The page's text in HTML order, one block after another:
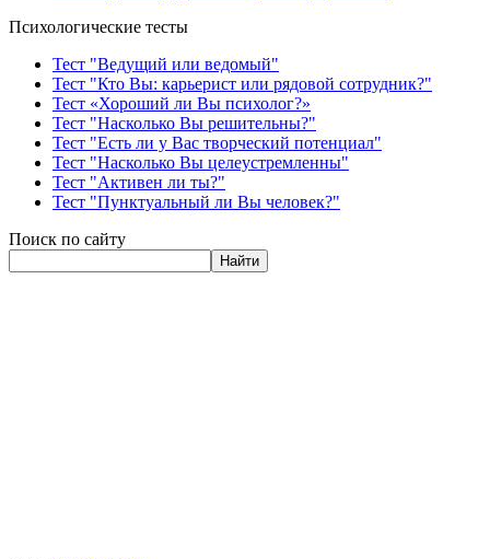
Психологические тесты
Тест "Ведущий или ведомый"
Тест "Кто Вы: карьерист или рядовой сотрудник?"
Тест «Хороший ли Вы психолог?»
Тест "Насколько Вы решительны?"
Тест "Есть ли у Вас творческий потенциал"
Тест "Насколько Вы целеустремленны"
Тест "Активен ли ты?"
Тест "Пунктуальный ли Вы человек?"
Поиск по сайту
Найти